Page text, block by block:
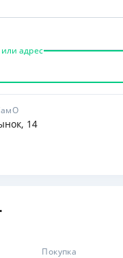
адрес
14
Покупка